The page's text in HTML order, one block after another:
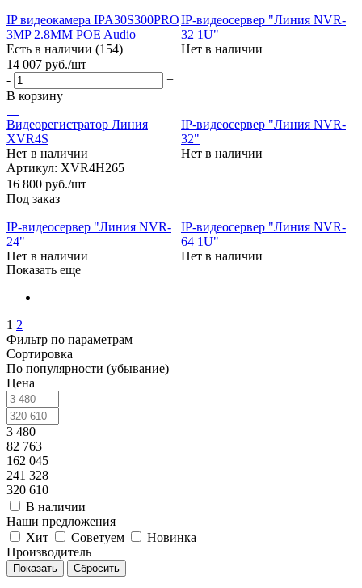
IP видеокамера IPA30S300PRO
3MP 2.8MM POE Audio
Есть в наличии (154)
14 007 руб./шт
-
+
В корзину
IP-видеосервер "Линия NVR-
32 1U"
Нет в наличии
Видеорегистратор Линия
XVR4S
Нет в наличии
Артикул: XVR4H265
16 800 руб./шт
Под заказ
IP-видеосервер "Линия NVR-
32"
Нет в наличии
IP-видеосервер "Линия NVR-
24"
Нет в наличии
IP-видеосервер "Линия NVR-
64 1U"
Нет в наличии
Показать еще
1 2
Фильтр по параметрам
Сортировка
По популярности (убывание)
Цена
3 480
82 763
162 045
241 328
320 610
В наличии
Наши предложения
Хит
Советуем
Новинка
Производитель
Сбросить